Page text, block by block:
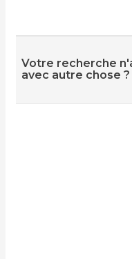
Votre recherche
avec autre chose ?